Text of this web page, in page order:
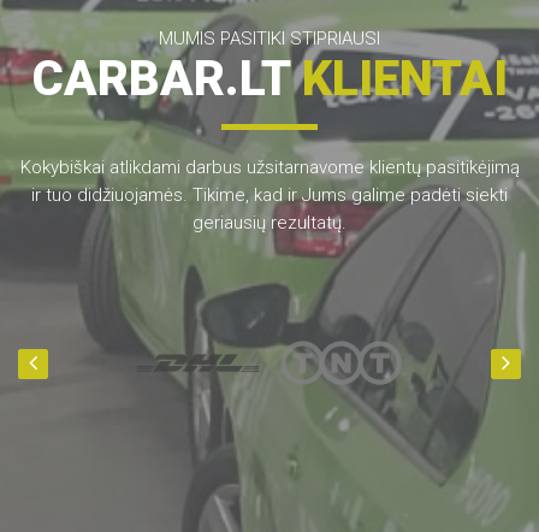
MUMIS PASITIKI STIPRIAUSI
CARBAR.LTKLIENTAI
Kokybiškai atlikdami darbus užsitarnavome klientų pasitikėjimą
ir tuo didžiuojamės. Tikime, kad ir Jums galime padėti siekti
geriausių rezultatų.